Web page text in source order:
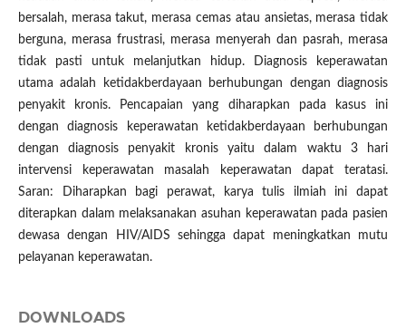
bersalah, merasa takut, merasa cemas atau ansietas, merasa tidak
berguna, merasa frustrasi, merasa menyerah dan pasrah, merasa
tidak pasti untuk melanjutkan hidup. Diagnosis keperawatan
utama adalah ketidakberdayaan berhubungan dengan diagnosis
penyakit kronis. Pencapaian yang diharapkan pada kasus ini
dengan diagnosis keperawatan ketidakberdayaan berhubungan
dengan diagnosis penyakit kronis yaitu dalam waktu 3 hari
intervensi keperawatan masalah keperawatan dapat teratasi.
Saran: Diharapkan bagi perawat, karya tulis ilmiah ini dapat
diterapkan dalam melaksanakan asuhan keperawatan pada pasien
dewasa dengan HIV/AIDS sehingga dapat meningkatkan mutu
pelayanan keperawatan.
DOWNLOADS